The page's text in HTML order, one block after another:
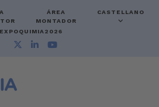
ÁREA
MONTADOR
CASTELLANO